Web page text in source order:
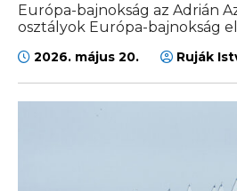
Európa-bajnokság az Adrián
osztályok Európa-bajnokság
2026. május 20. Ruják